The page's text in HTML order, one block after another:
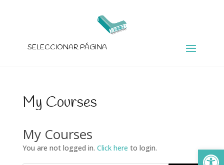
SELECCIONAR PÁGINA
My Courses
My Courses
You are not logged in. Click here to login.